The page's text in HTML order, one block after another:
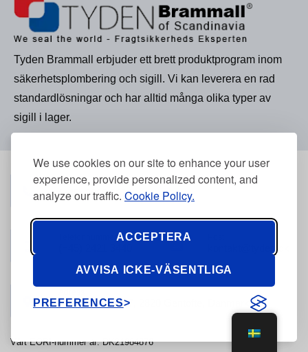
We use cookies on our site to enhance your user
experience, provide personalized content, and
analyze our traffic. Cookie Policy.
ACCEPTERA
AVVISA ICKE-VÄSENTLIGA
PREFERENCES
Tyden Brammall erbjuder ett brett produktprogram inom
säkerhetsplombering och sigill. Vi kan leverera en rad
standardlösningar och har alltid många olika typer av
sigill i lager.
Telefonnummer
(+45) 3968 2634
Telefonnummer
Stolpegårdsvej 7, 2820 Gentofte, Danmark
Vårt EORI-nummer är: DK21984876